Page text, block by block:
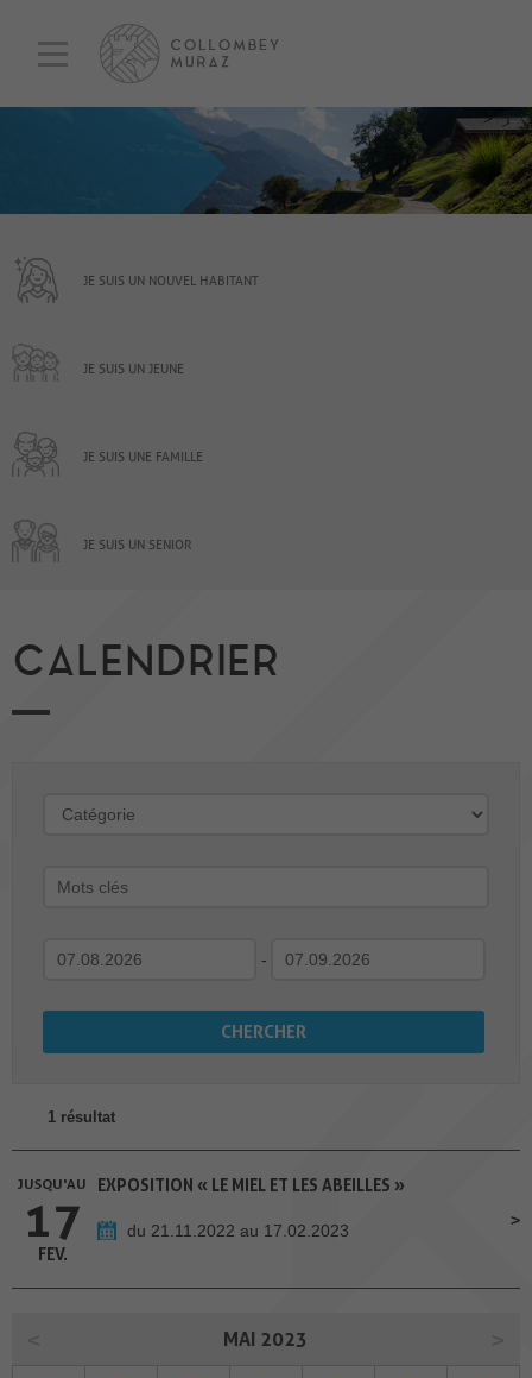
JE SUIS UN NOUVEL HABITANT
JE SUIS UN JEUNE
JE SUIS UNE FAMILLE
JE SUIS UN SENIOR
CALENDRIER
-
1 résultat
JUSQU'AU
17
FEV.
EXPOSITION « LE MIEL ET LES ABEILLES »
du 21.11.2022 au 17.02.2023
MAI 2023